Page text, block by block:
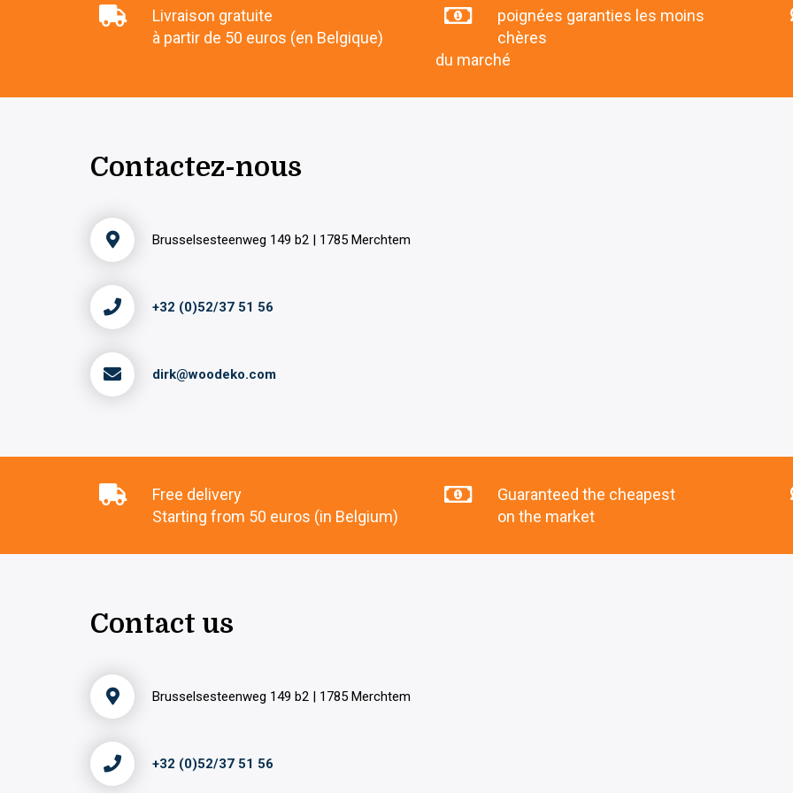
Livraison gratuite
à partir de 50 euros (en Belgique)
poignées garanties les moins
chères
du marché
Contactez-nous
Brusselsesteenweg 149 b2 | 1785 Merchtem
+32 (0)52/37 51 56
dirk@woodeko.com
Free delivery
Starting from 50 euros (in Belgium)
Guaranteed the cheapest
on the market
Contact us
Brusselsesteenweg 149 b2 | 1785 Merchtem
+32 (0)52/37 51 56